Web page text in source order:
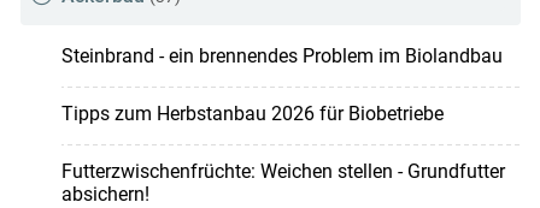
Steinbrand - ein brennendes Problem im Biolandbau
Tipps zum Herbstanbau 2026 für Biobetriebe
Futterzwischenfrüchte: Weichen stellen - Grundfutter
absichern!